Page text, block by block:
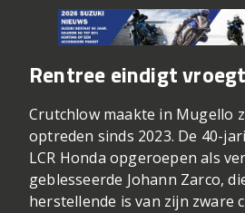
Rentree eindigt
Crutchlow maakte in Mugello
optreden sinds 2023. De 40-
LCR Honda opgeroepen als
geblesseerde Johann Zarco,
herstellende is van zijn zware